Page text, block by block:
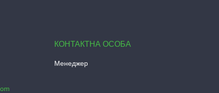
Менеджер